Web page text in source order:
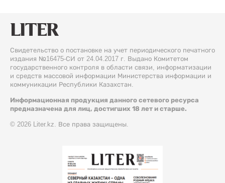
Свидетельство о постановке на учет периодического печатного
издания №16475-СИ от 24.04.2017 г. Выдано Комитетом
государственного контроля в области связи, информатизации
и средств массовой информации Министерства информации и
коммуникации Республики Казахстан.
Информационная продукция данного сетевого ресурса
предназначена для лиц, достигших 18 лет и старше.
© 2026 Liter.kz. Все права защищены.